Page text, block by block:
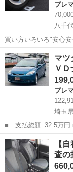
プレ
八千
買い方いろいろ"安心
プレマシー 20CS エアロス
お問い合わせ🎵詳細
千葉 八千代市
マ
Ｖ
プレ
埼玉
■ 支払総額: 32.5万円 ■ 車両本体価格： 199,000 円 ■ メーカー
名： マツダ ■ 車種
バックカメラ ＤＶ
ＢＳ ＡＣ ...
埼玉 比企郡 プ
【
査の